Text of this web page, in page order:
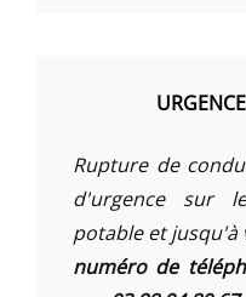
Rupture de
d'urgence sur
potable et
numéro de